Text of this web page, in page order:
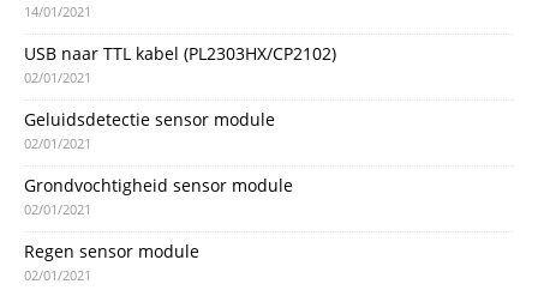
14/01/2021
USB naar TTL kabel (PL2303HX/CP2102)
02/01/2021
Geluidsdetectie sensor module
02/01/2021
Grondvochtigheid sensor module
02/01/2021
Regen sensor module
02/01/2021